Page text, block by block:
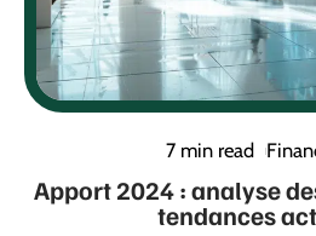
7 min read
Apport 2024 : analyse
tendances